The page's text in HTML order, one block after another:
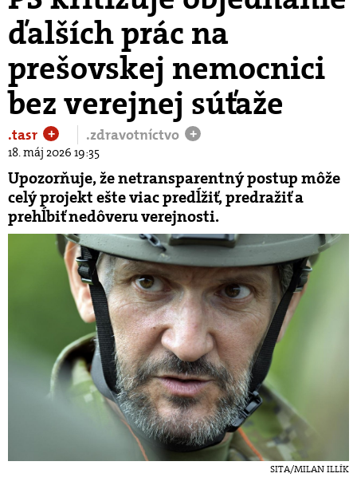
ďalších prác na
prešovskej nemocnici
bez verejnej súťaže
.tasr + .zdravotníctvo +
18. máj 2026 19:35
Upozorňuje, že netransparentný postup môže
celý projekt ešte viac predĺžiť, predražiť a
prehĺbiť nedôveru verejnosti.
SITA/MILAN ILLÍK